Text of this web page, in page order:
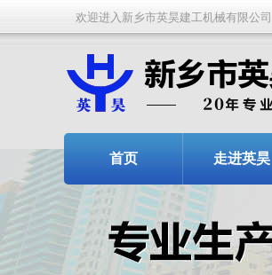
欢迎进入新乡市英昊建工机械有限公司
首页 走进英昊